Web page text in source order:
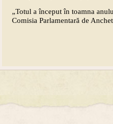
„Totul a început în toamna
Comisia Parlamentară de